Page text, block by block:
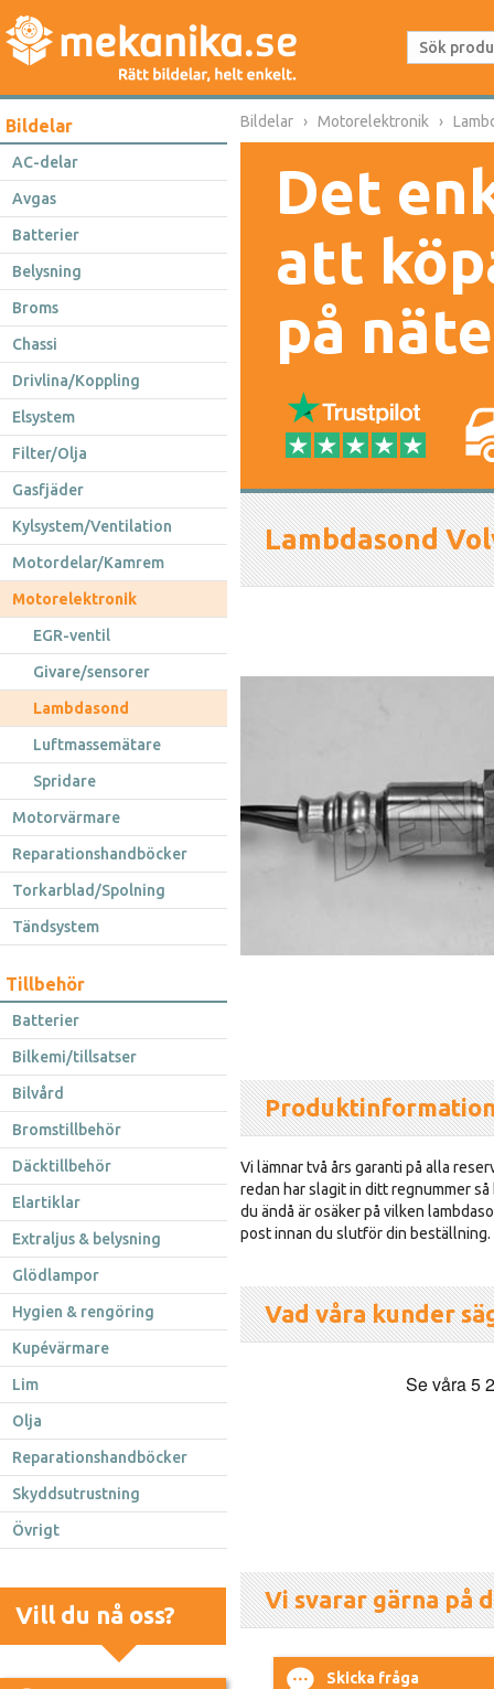
Bildelar
AC-delar
Avgas
Batterier
Belysning
Broms
Chassi
Drivlina/Koppling
Elsystem
Filter/Olja
Gasfjäder
Kylsystem/Ventilation
Motordelar/Kamrem
Motorelektronik
EGR-ventil
Givare/sensorer
Lambdasond
Luftmassemätare
Spridare
Motorvärmare
Reparationshandböcker
Torkarblad/Spolning
Tändsystem
Tillbehör
Batterier
Bilkemi/tillsatser
Bilvård
Bromstillbehör
Däcktillbehör
Elartiklar
Extraljus & belysning
Glödlampor
Hygien & rengöring
Kupévärmare
Lim
Olja
Reparationshandböcker
Skyddsutrustning
Övrigt
Vill du nå oss?
Bildelar Motorelektronik
Det
att
på
Lambdasond
Vi lämnar två års garanti på alla
redan har slagit in ditt regnummer
du ändå är osäker på vilken
post innan du slutför din beställning.
Vad våra kunder
Vi svarar gärna på
Skicka fråga